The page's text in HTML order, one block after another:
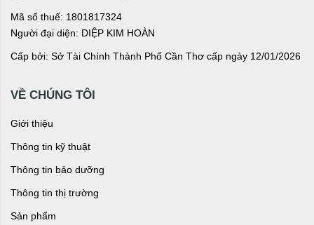
Mã số thuế: 1801817324
Người đại diện: DIỆP KIM HOÀN
Cấp bởi: Sở Tài Chính Thành Phố Cần Thơ cấp ngày 12/01/2026
VỀ CHÚNG TÔI
Giới thiệu
Thông tin kỹ thuật
Thông tin bảo dưỡng
Thông tin thị trường
Sản phẩm